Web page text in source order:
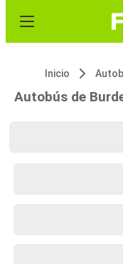
Inicio
Autobús de